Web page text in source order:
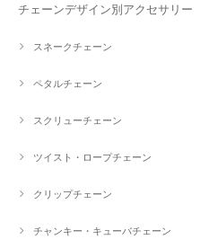
チェーンデザイン別アクセサリー
スネークチェーン
ペタルチェーン
スクリューチェーン
ツイスト・ロープチェーン
クリップチェーン
チャンキー・キューバチェーン